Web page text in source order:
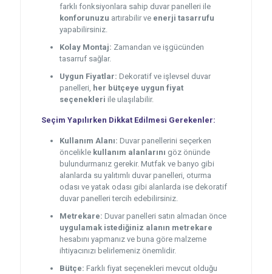
farklı fonksiyonlara sahip duvar panelleri ile
konforunuzu artırabilir ve enerji tasarrufu
yapabilirsiniz.
Kolay Montaj: Zamandan ve işgücünden
tasarruf sağlar.
Uygun Fiyatlar: Dekoratif ve işlevsel duvar
panelleri,
her bütçeye uygun fiyat
seçenekleri ile ulaşılabilir.
Seçim Yapılırken Dikkat Edilmesi Gerekenler:
Kullanım Alanı: Duvar panellerini seçerken
öncelikle kullanım alanlarını göz önünde
bulundurmanız gerekir. Mutfak ve banyo gibi
alanlarda su yalıtımlı duvar panelleri, oturma
odası ve yatak odası gibi alanlarda ise dekoratif
duvar panelleri tercih edebilirsiniz.
Metrekare: Duvar panelleri satın almadan önce
uygulamak istediğiniz alanın metrekare
hesabını yapmanız ve buna göre malzeme
ihtiyacınızı belirlemeniz önemlidir.
Bütçe: Farklı fiyat seçenekleri mevcut olduğu